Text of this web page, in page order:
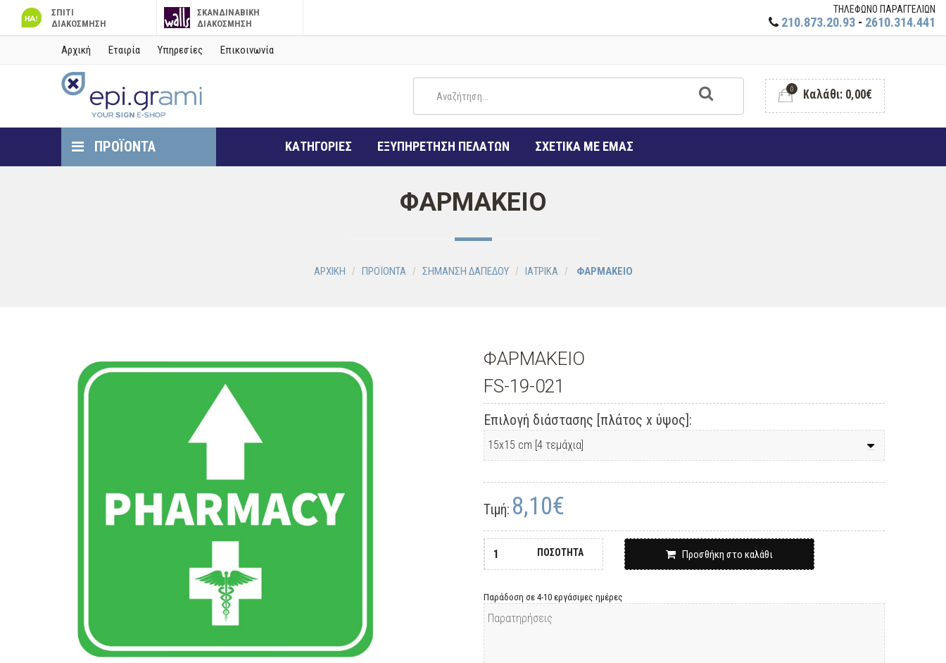
ΣΠΙΤΙ
ΔΙΑΚΟΣΜΗΣΗ
ΣΚΑΝΔΙΝΑΒΙΚΗ
ΔΙΑΚΟΣΜΗΣΗ
ΤΗΛΕΦΩΝΟ ΠΑΡΑΓΓΕΛΙΩΝ
210.873.20.93 - 2610.314.441
Αρχική Εταιρία Υπηρεσίες Επικοινωνία
0 Καλάθι: 0,00€
ΠΡΟΪΟΝΤΑ ΚΑΤΗΓΟΡΙΕΣ ΕΞΥΠΗΡΕΤΗΣΗ ΠΕΛΑΤΩΝ ΣΧΕΤΙΚΑ ΜΕ ΕΜΑΣ
ΦΑΡΜΑΚΕΙΟ
ΑΡΧΙΚΗ ΠΡΟΪΟΝΤΑ ΣΗΜΑΝΣΗ ΔΑΠΕΔΟΥ ΙΑΤΡΙΚΑ ΦΑΡΜΑΚΕΙΟ
ΦΑΡΜΑΚΕΙΟ
FS-19-021
Επιλογή διάστασης [πλάτος x ύψος]:
Τιμή: 8,10€
ΠΟΣΟΤΗΤΑ Προσθήκη στο καλάθι
Παράδοση σε 4-10 εργάσιμες ημέρες